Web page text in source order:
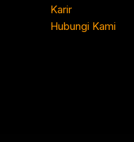
Karir
Hubungi Kami